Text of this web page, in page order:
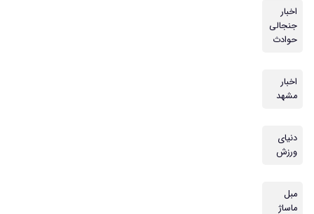
اخبار
جنجالی
حوادث
اخبار
مشهد
دنیای
ورزش
مبل
ماساژ